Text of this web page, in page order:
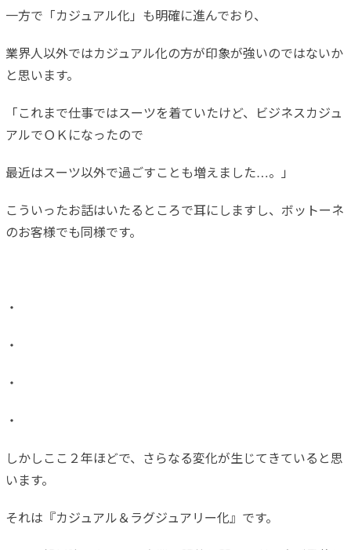
一方で「カジュアル化」も明確に進んでおり、
業界人以外ではカジュアル化の方が印象が強いのではないか
と思います。
「これまで仕事ではスーツを着ていたけど、ビジネスカジュ
アルでＯＫになったので
最近はスーツ以外で過ごすことも増えました…。」
こういったお話はいたるところで耳にしますし、ボットーネ
のお客様でも同様です。
・
・
・
・
しかしここ２年ほどで、さらなる変化が生じてきていると思
います。
それは『カジュアル＆ラグジュアリー化』です。